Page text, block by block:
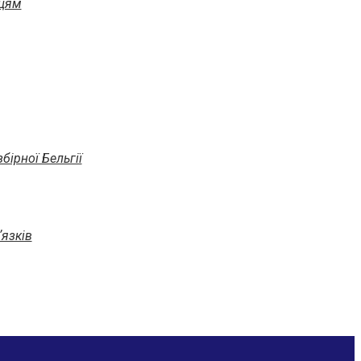
Бельгії